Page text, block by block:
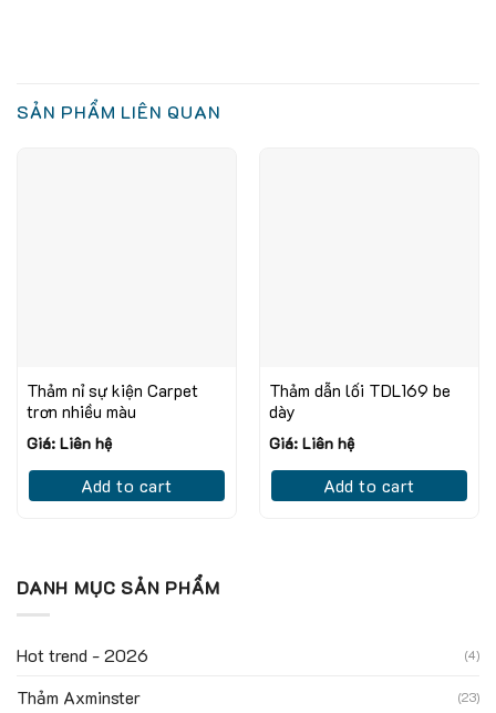
SẢN PHẨM LIÊN QUAN
Thảm nỉ sự kiện Carpet
trơn nhiều màu
Giá: Liên hệ
Add to cart
Thảm dẫn lối TDL169 be
dày
Giá: Liên hệ
Add to cart
DANH MỤC SẢN PHẨM
Hot trend - 2026 (4)
Thảm Axminster (23)